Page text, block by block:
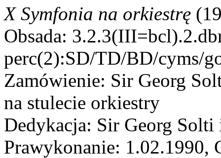
X Symfonia na orkiestrę
Obsada:
perc(2):SD/TD/BD/cyms/
Zamówienie: Sir Georg
na stulecie orkiestry
Dedykacja: Sir Georg
Prawykonanie: 1.02.1990,